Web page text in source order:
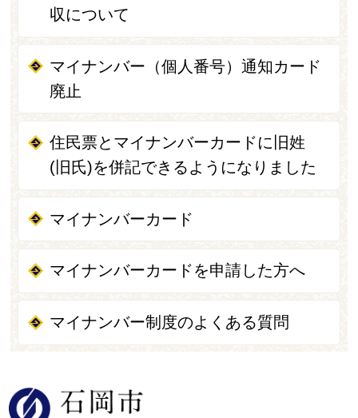
収について
マイナンバー（個人番号）通知カード
廃止
住民票とマイナンバーカードに旧姓
(旧氏)を併記できるようになりました
マイナンバーカード
マイナンバーカードを申請した方へ
マイナンバー制度のよくある質問